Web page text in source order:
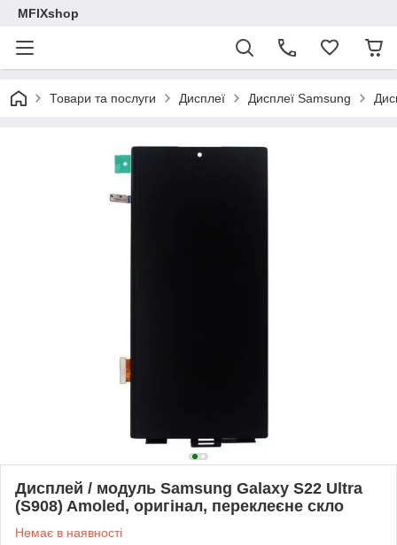
MFIXshop
Товари та послуги Дисплеї Дисплеї Samsung
Дисплей / модуль Samsung Galaxy S22 Ultra
(S908) Amoled, оригінал, переклеєне скло
Немає в наявності